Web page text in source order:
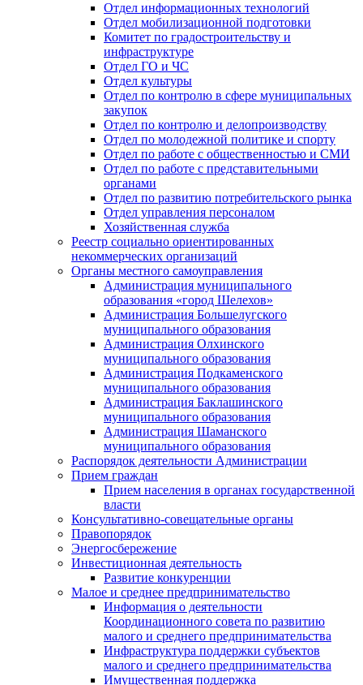
Отдел информационных технологий
Отдел мобилизационной подготовки
Комитет по градостроительству и
инфраструктуре
Отдел ГО и ЧС
Отдел культуры
Отдел по контролю в сфере муниципальных
закупок
Отдел по контролю и делопроизводству
Отдел по молодежной политике и спорту
Отдел по работе с общественностью и СМИ
Отдел по работе с представительными
органами
Отдел по развитию потребительского рынка
Отдел управления персоналом
Хозяйственная служба
Реестр социально ориентированных
некоммерческих организаций
Органы местного самоуправления
Администрация муниципального
образования «город Шелехов»
Администрация Большелугского
муниципального образования
Администрация Олхинского
муниципального образования
Администрация Подкаменского
муниципального образования
Администрация Баклашинского
муниципального образования
Администрация Шаманского
муниципального образования
Распорядок деятельности Администрации
Прием граждан
Прием населения в органах государственной
власти
Консультативно-совещательные органы
Правопорядок
Энергосбережение
Инвестиционная деятельность
Развитие конкуренции
Малое и среднее предпринимательство
Информация о деятельности
Координационного совета по развитию
малого и среднего предпринимательства
Инфраструктура поддержки субъектов
малого и среднего предпринимательства
Имущественная поддержка